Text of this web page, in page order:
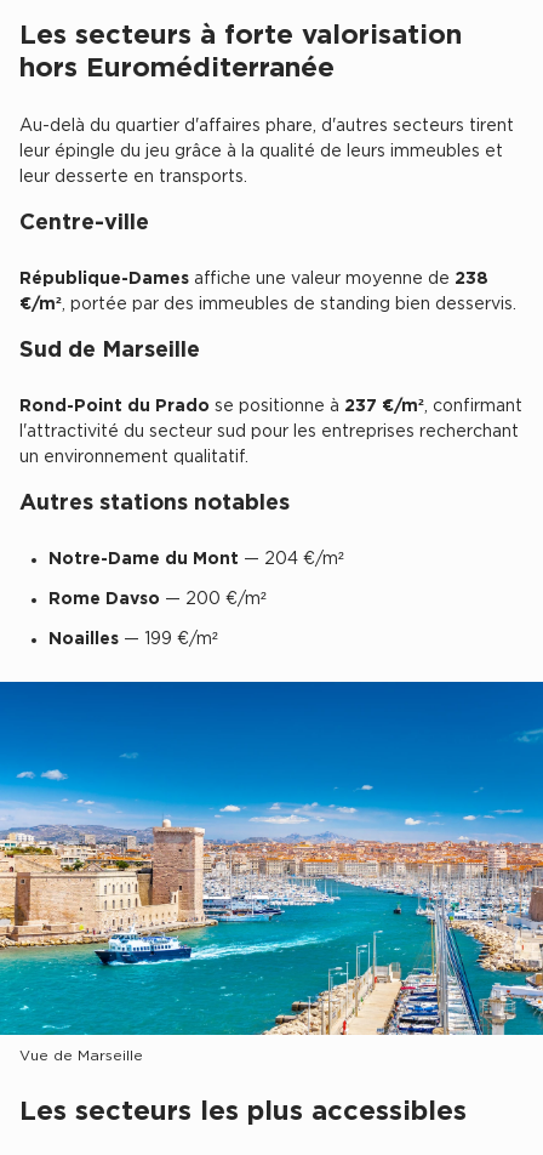
Achat de Commerces
Achat de Commerces à Nîmes
Achat de Commerces à Marseille
Achat de Commerces à Dijon
Bureaux privés à Marseille
Bureaux privés à Neuilly-sur-Seine
Plateaux opérés à Paris
Plateaux opérés à Saint-Ouen
Plateaux opérés à Boulogne-Billancourt
Collections Flex / Coworking
Bureaux privés avec terrasse
Guide & Conseils
Cas Clients
Les secteurs à forte valorisation
hors Euroméditerranée
Au-delà du quartier d'affaires phare, d'autres secteurs tirent
leur épingle du jeu grâce à la qualité de leurs immeubles et
leur desserte en transports.
Centre-ville
République-Dames affiche une valeur moyenne de 238
€/m², portée par des immeubles de standing bien desservis.
Sud de Marseille
Rond-Point du Prado se positionne à 237 €/m², confirmant
l'attractivité du secteur sud pour les entreprises recherchant
un environnement qualitatif.
Autres stations notables
Notre-Dame du Mont — 204 €/m²
Rome Davso — 200 €/m²
Noailles — 199 €/m²
Vue de Marseille
Les secteurs les plus accessibles